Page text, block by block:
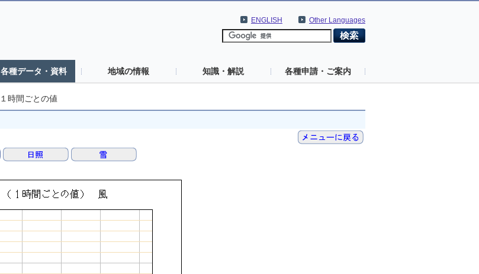
Other Languages
ENGLISH
各種データ・資料 地域の情報 知識・解説 各種申請・ご案内
１時間ごとの値